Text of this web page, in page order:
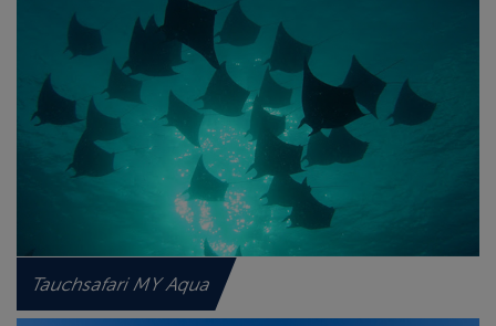
Tauchsafari MY Aqua